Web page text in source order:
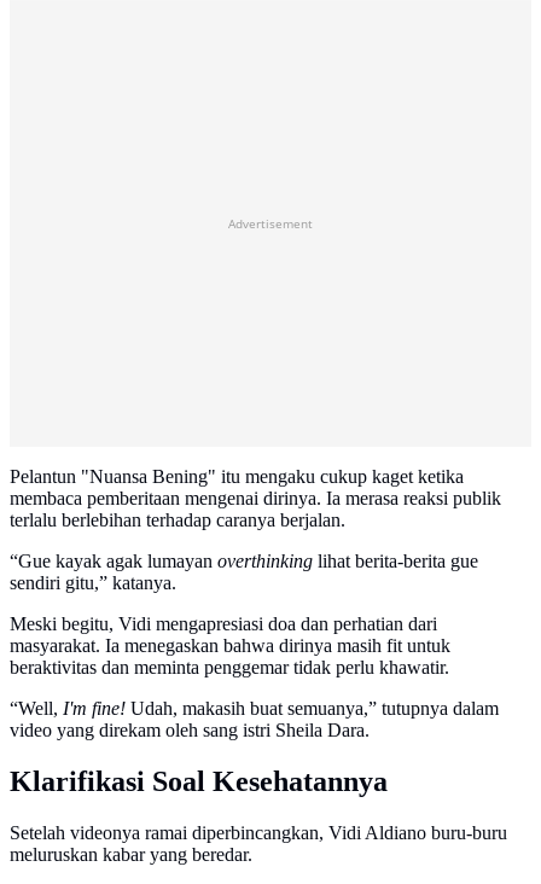
Advertisement
Pelantun "Nuansa Bening" itu mengaku cukup kaget ketika
membaca pemberitaan mengenai dirinya. Ia merasa reaksi publik
terlalu berlebihan terhadap caranya berjalan.
“Gue kayak agak lumayan overthinking lihat berita-berita gue
sendiri gitu,” katanya.
Meski begitu, Vidi mengapresiasi doa dan perhatian dari
masyarakat. Ia menegaskan bahwa dirinya masih fit untuk
beraktivitas dan meminta penggemar tidak perlu khawatir.
“Well, I'm fine! Udah, makasih buat semuanya,” tutupnya dalam
video yang direkam oleh sang istri Sheila Dara.
Klarifikasi Soal Kesehatannya
Setelah videonya ramai diperbincangkan, Vidi Aldiano buru-buru
meluruskan kabar yang beredar.